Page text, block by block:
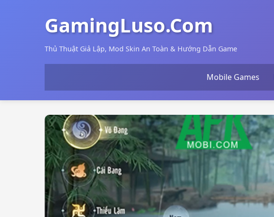
GamingLuso.Com
Thủ Thuật Giả Lập, Mod Skin An Toàn & Hướng Dẫn Game
Mobile Games